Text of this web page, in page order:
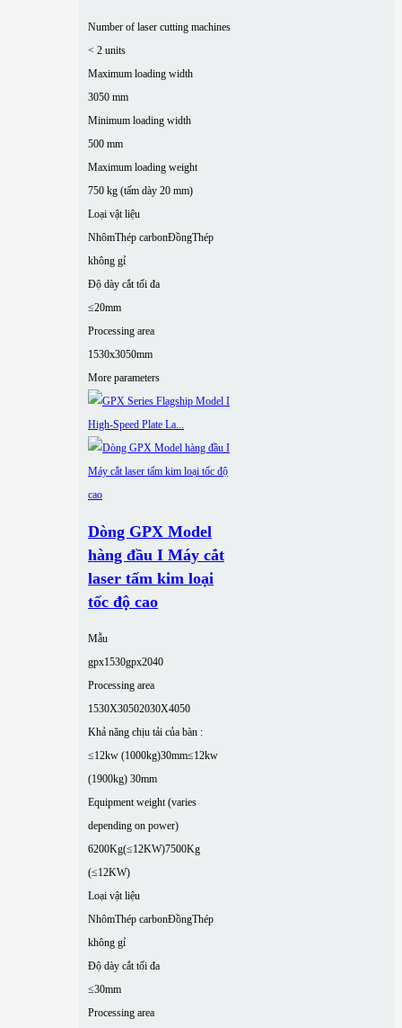
Number of laser cutting machines
< 2 units
Maximum loading width
3050 mm
Minimum loading width
500 mm
Maximum loading weight
750 kg (tấm dày 20 mm)
Loại vật liệu
NhômThép carbonĐồngThép
không gỉ
Độ dày cắt tối đa
≤20mm
Processing area
1530x3050mm
More parameters
Dòng GPX Model
hàng đầu I Máy cắt
laser tấm kim loại
tốc độ cao
Mẫu
gpx1530gpx2040
Processing area
1530X30502030X4050
Khả năng chịu tải của bàn :
≤12kw (1000kg)30mm≤12kw
(1900kg) 30mm
Equipment weight (varies
depending on power)
6200Kg(≤12KW)7500Kg
(≤12KW)
Loại vật liệu
NhômThép carbonĐồngThép
không gỉ
Độ dày cắt tối đa
≤30mm
Processing area